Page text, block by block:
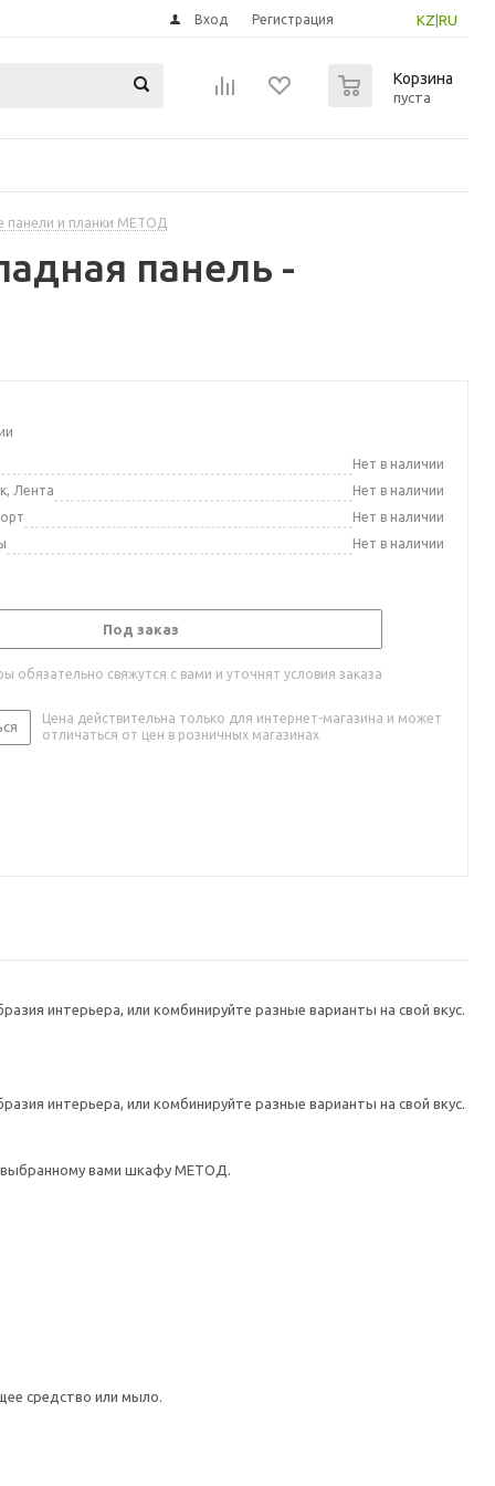
KZ RU
Вход Регистрация
Корзина
пуста
панели и планки МЕТОД
панель -
Нет в наличии
Лента
Нет в наличии
Нет в наличии
Нет в наличии
Под заказ
обязательно свяжутся с вами и уточнят условия заказа
Цена действительна только для интернет-магазина и может
отличаться от цен в розничных магазинах
интерьера, или комбинируйте разные варианты на свой вкус.
интерьера, или комбинируйте разные варианты на свой вкус.
выбранному вами шкафу МЕТОД.
средство или мыло.